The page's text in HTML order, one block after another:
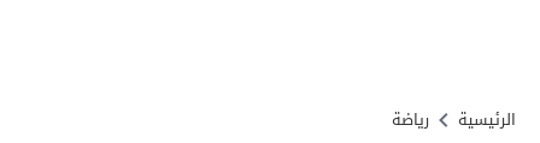
الرئيسية رياضة